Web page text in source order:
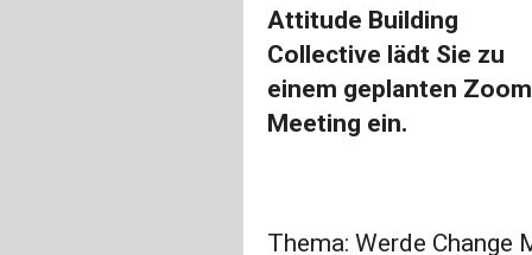
Attitude Building
Collective lädt Sie zu
einem geplanten
Meeting ein.
Thema: Werde Change